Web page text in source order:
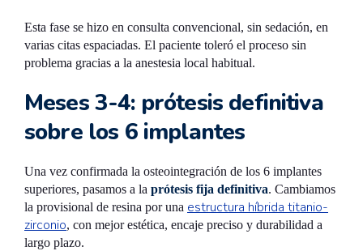
Esta fase se hizo en consulta convencional, sin sedación, en
varias citas espaciadas. El paciente toleró el proceso sin
problema gracias a la anestesia local habitual.
Meses 3-4: prótesis definitiva
sobre los 6 implantes
Una vez confirmada la osteointegración de los 6 implantes
superiores, pasamos a la prótesis fija definitiva. Cambiamos
la provisional de resina por una estructura híbrida titanio-
zirconio, con mejor estética, encaje preciso y durabilidad a
largo plazo.